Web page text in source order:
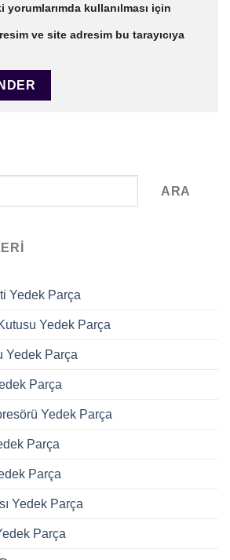
yorumlarımda kullanılması için
ve site adresim bu tarayıcıya
ARA
Yedek Parça
Yedek Parça
Yedek Parça
Parça
Yedek Parça
Parça
Parça
Yedek Parça
Parça